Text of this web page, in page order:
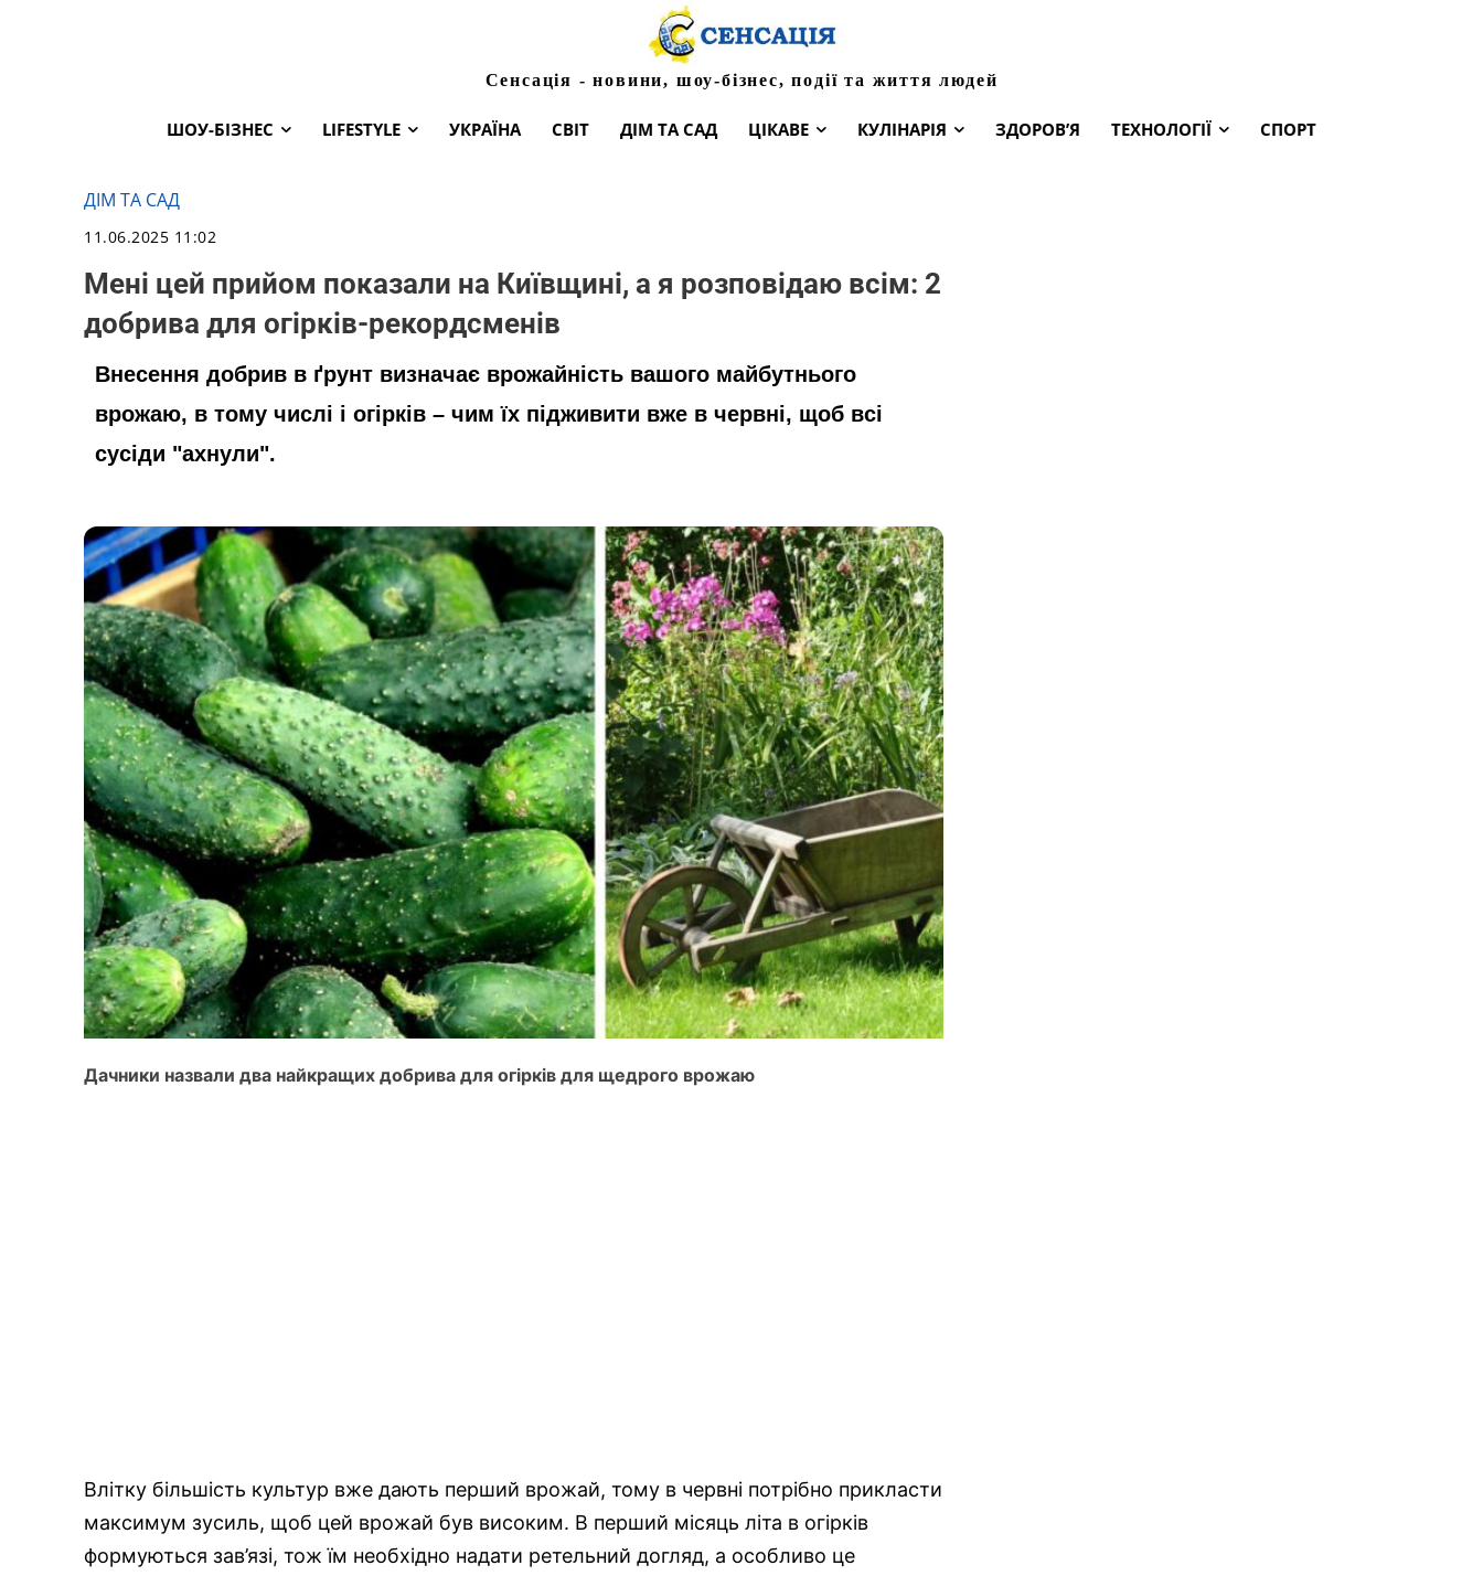
Сенсація - новини, шоу-бізнес, події та життя людей
ШОУ-БІЗНЕС LIFESTYLE УКРАЇНА СВІТ ДІМ ТА САД ЦІКАВЕ КУЛІНАРІЯ ЗДОРОВ’Я ТЕХНОЛОГІЇ СПОРТ
ДІМ ТА САД
11.06.2025 11:02
Мені цей прийом показали на Київщині, а я розповідаю всім: 2
добрива для огірків-рекордсменів
Внесення добрив в ґрунт визначає врожайність вашого майбутнього
врожаю, в тому числі і огірків – чим їх підживити вже в червні, щоб всі
сусіди "ахнули".
Дачники назвали два найкращих добрива для огірків для щедрого врожаю
Влітку більшість культур вже дають перший врожай, тому в червні потрібно прикласти
максимум зусиль, щоб цей врожай був високим. В перший місяць літа в огірків
формуються зав’язі, тож їм необхідно надати ретельний догляд, а особливо це